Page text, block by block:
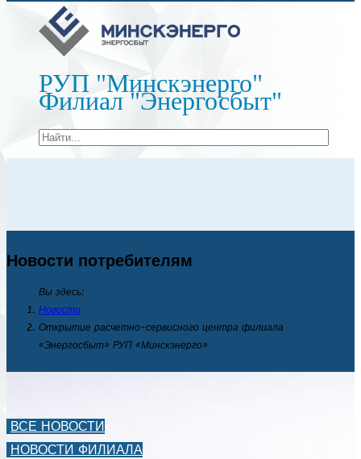
РУП "Минскэнерго"
Филиал "Энергосбыт"
Новости потребителям
Вы здесь:
Новости
Открытие расчетно-сервисного центра филиала
«Энергосбыт» РУП «Минскэнерго»
ВСЕ НОВОСТИ
НОВОСТИ ФИЛИАЛА